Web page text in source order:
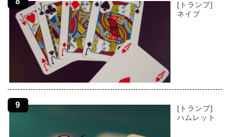
[トランプ]
ネイブ
[トランプ]
ハムレット